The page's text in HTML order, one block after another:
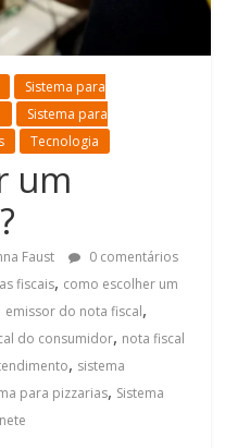
Sistema para
Sistema para
Tecnologia
um
Faust
0 comentários
fiscais, como escolher um
emissor do nota fiscal,
do consumidor, nota fiscal
, sistema
para pizzarias, Sistema